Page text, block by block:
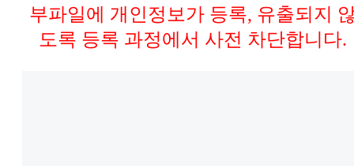
부파일에 개인정보가 등록, 유출되지
도록 등록 과정에서 사전 차단합니다.